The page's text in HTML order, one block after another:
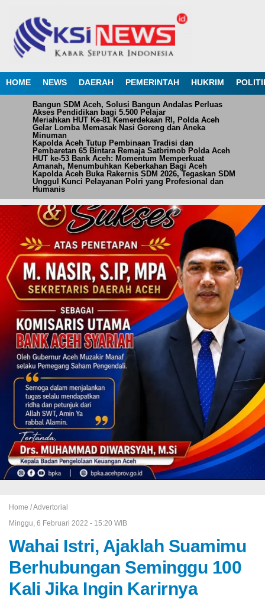
HOME NEWS DAERAH PEMERINTAH HUKRIM
Bangun SDM Aceh, Solusi Bangun Andalas Perluas
Akses Pendidikan bagi 5.500 Pelajar
Meriahkan HUT Ke-81 Kemerdekaan RI, Polda Aceh
Gelar Lomba Memasak Nasi Goreng dan Aneka
Minuman
Kapolda Aceh Tutup Pembinaan Tradisi dan
Pembaretan 65 Bintara Remaja Satbrimob Polda Aceh
HUT ke-53 Bank Aceh: Momentum Memperkuat
Amanah, Menumbuhkan Keberkahan Bagi Aceh
Kapolda Aceh Buka Rakernis SDM 2026, Tegaskan SDM
Unggul Kunci Pelayanan Polri yang Profesional dan
Humanis
Home /Advertorial
Minggu, 6 Februari 2022 - 15:20 WIB
Wahai Istri, Ajaklah Suamimu
Berhubungan Seminggu 100
Kali Jika Ingin Karirnya